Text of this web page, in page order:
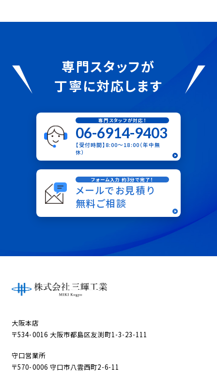
専門スタッフが
丁寧に対応します
専門スタッフが対応！
06-6914-9403
【受付時間】8:00〜18:00（年中無
休）
フォーム入力 約3分で完了！
メールでお見積り
無料ご相談
大阪本店
〒534-0016 大阪市都島区友渕町1-3-23-111
守口営業所
〒570-0006 守口市八雲西町2-6-11